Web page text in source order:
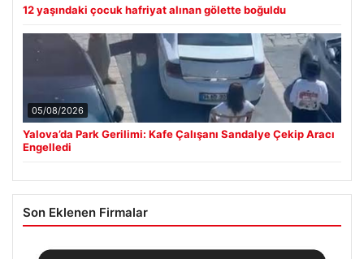
12 yaşındaki çocuk hafriyat alınan gölette boğuldu
05/08/2026
Yalova’da Park Gerilimi: Kafe Çalışanı Sandalye Çekip Aracı
Engelledi
Son Eklenen Firmalar